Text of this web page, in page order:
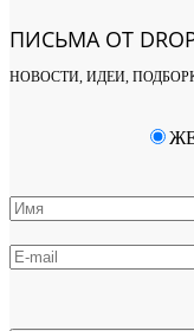
ПИСЬМА ОТ
НОВОСТИ, ИДЕИ,